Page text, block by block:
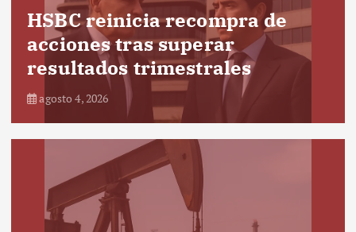
HSBC reinicia recompra de
acciones tras superar
resultados trimestrales
agosto 4, 2026